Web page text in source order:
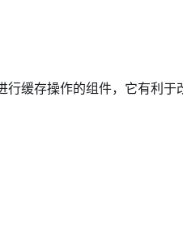
缓存操作的组件，它有利于